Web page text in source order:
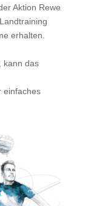
Aktion Rewe
erhalten.
kann das
einfaches